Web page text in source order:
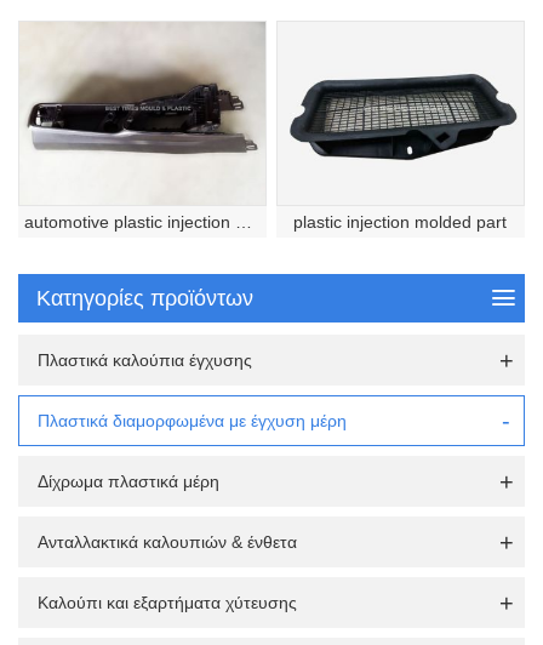
plastic injection molded part
Κατηγορίες προϊόντων
Πλαστικά καλούπια έγχυσης
Πλαστικά διαμορφωμένα με έγχυση μέρη
Δίχρωμα πλαστικά μέρη
Ανταλλακτικά καλουπιών & ένθετα
Καλούπι και εξαρτήματα χύτευσης